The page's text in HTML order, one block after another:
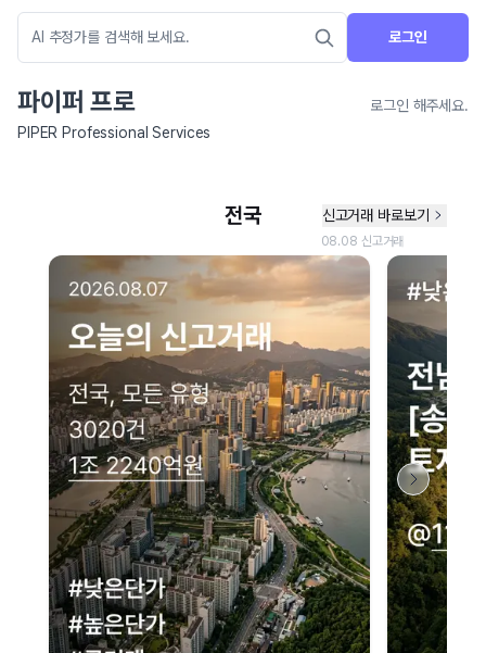
로그인
파이퍼 프로
로그인 해주세요.
PIPER Professional Services
네이버 지도 연결 안내
현재 네이버 지도 연결이 원활하지 않아 지도를 불러올 수 없습니다.
이용에 불편을 드려 죄송합니다.
다시 시도